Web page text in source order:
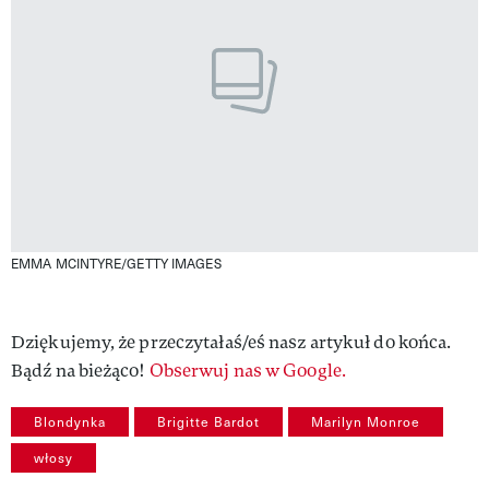
EMMA MCINTYRE/GETTY IMAGES
Dziękujemy, że przeczytałaś/eś nasz artykuł do końca.
Bądź na bieżąco! Obserwuj nas w Google.
Blondynka Brigitte Bardot Marilyn Monroe
włosy